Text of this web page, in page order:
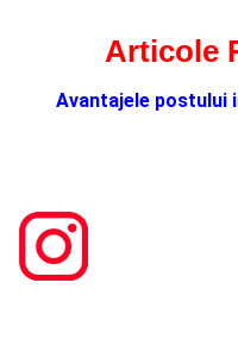
Articole
Avantajele postului